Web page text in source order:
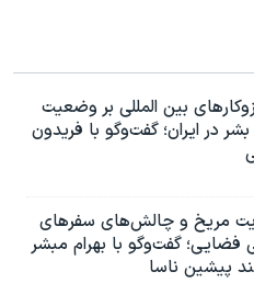
بین المللی بر وضعیت
در ایران؛ گفت‌وگو با فریدون
مریخ و چالش‌های سفرهای
فضایی؛ گفت‌وگو با بهرام مبشر
پیشین ناسا